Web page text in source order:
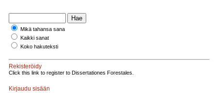
Mikä tahansa sana
Kaikki sanat
Koko hakuteksti
Rekisteröidy
Click this link to register to Dissertationes Forestales.
Kirjaudu sisään